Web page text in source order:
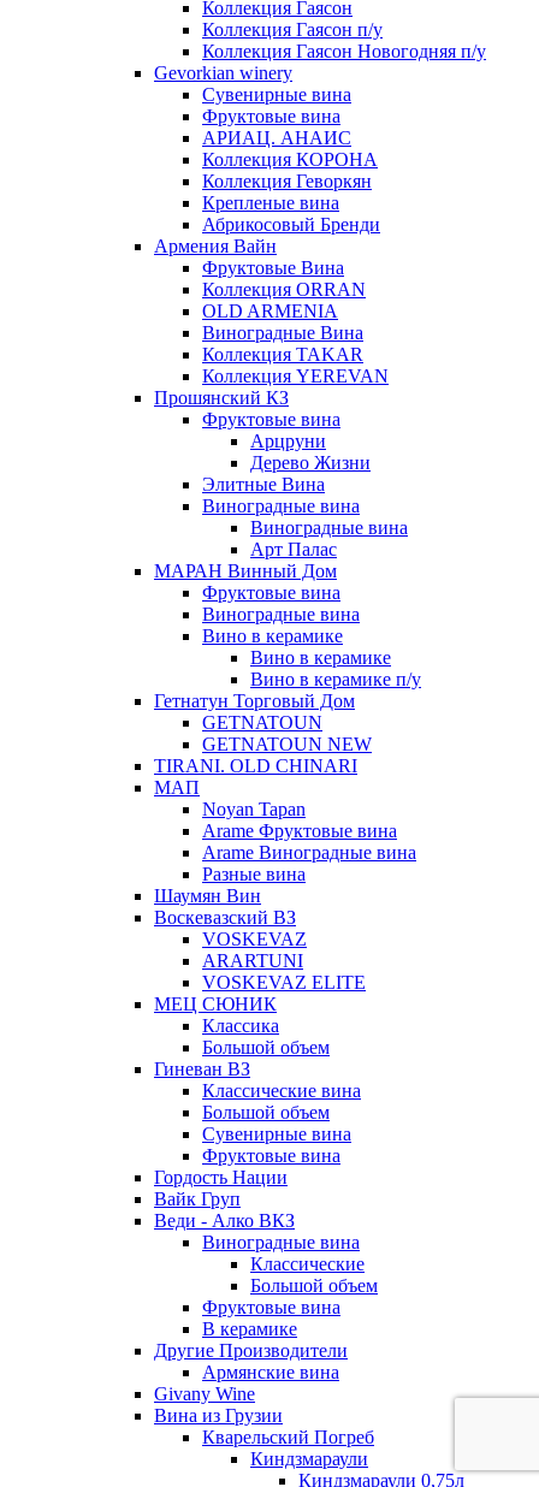
Коллекция Гаясон
Коллекция Гаясон п/у
Коллекция Гаясон Новогодняя п/у
Gevorkian winery
Сувенирные вина
Фруктовые вина
АРИАЦ. АНАИС
Коллекция КОРОНА
Коллекция Геворкян
Крепленые вина
Абрикосовый Бренди
Армения Вайн
Фруктовые Вина
Коллекция ORRAN
OLD ARMENIA
Виноградные Вина
Коллекция TAKAR
Коллекция YEREVAN
Прошянский КЗ
Фруктовые вина
Арцруни
Дерево Жизни
Элитные Вина
Виноградные вина
Виноградные вина
Арт Палас
МАРАН Винный Дом
Фруктовые вина
Виноградные вина
Вино в керамике
Вино в керамике
Вино в керамике п/у
Гетнатун Торговый Дом
GETNATOUN
GETNATOUN NEW
TIRANI. OLD CHINARI
МАП
Noyan Tapan
Arame Фруктовые вина
Arame Виноградные вина
Разные вина
Шаумян Вин
Воскевазский ВЗ
VOSKEVAZ
ARARTUNI
VOSKEVAZ ELITE
МЕЦ СЮНИК
Классика
Большой объем
Гиневан ВЗ
Классические вина
Большой объем
Сувенирные вина
Фруктовые вина
Гордость Нации
Вайк Груп
Веди - Алко ВКЗ
Виноградные вина
Классические
Большой объем
Фруктовые вина
В керамике
Другие Производители
Армянские вина
Givany Wine
Вина из Грузии
Кварельский Погреб
Киндзмараули
Киндзмараули 0,75л